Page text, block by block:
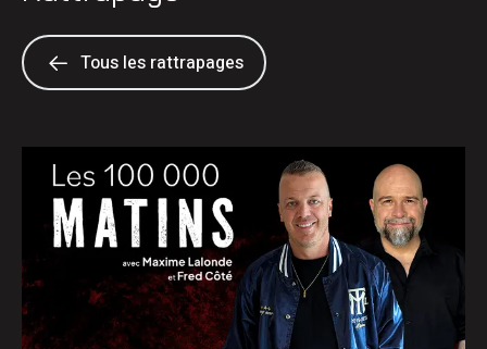
Tous les rattrapages